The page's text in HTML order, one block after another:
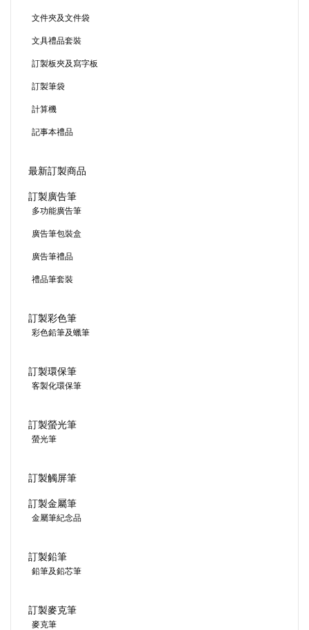
文件夾及文件袋
文具禮品套裝
訂製板夾及寫字板
訂製筆袋
計算機
記事本禮品
最新訂製商品
訂製廣告筆
多功能廣告筆
廣告筆包裝盒
廣告筆禮品
禮品筆套裝
訂製彩色筆
彩色鉛筆及蠟筆
訂製環保筆
客製化環保筆
訂製螢光筆
螢光筆
訂製觸屏筆
訂製金屬筆
金屬筆紀念品
訂製鉛筆
鉛筆及鉛芯筆
訂製麥克筆
麥克筆